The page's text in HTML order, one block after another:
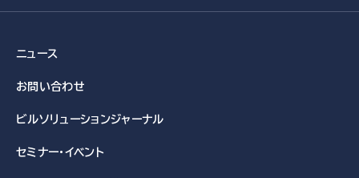
ニュース
お問い合わせ
ビルソリューションジャーナル
セミナー・イベント